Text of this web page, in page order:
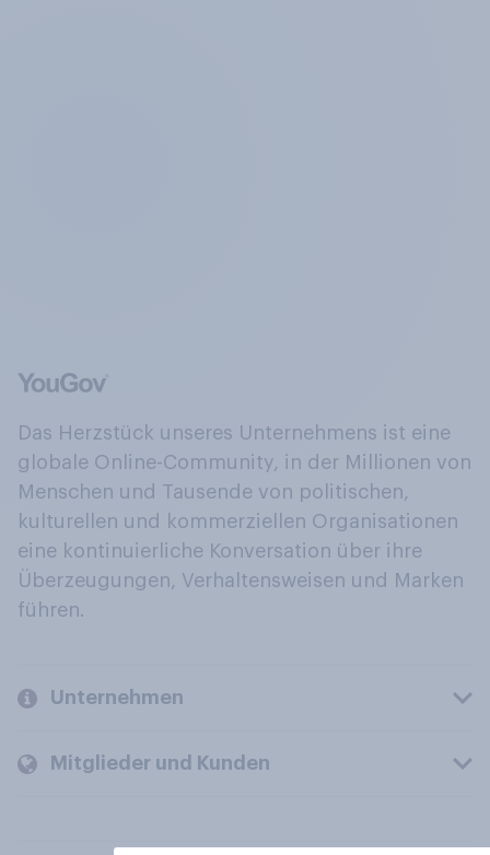
Das Herzstück unseres Unternehmens ist eine
globale Online-Community, in der Millionen von
Menschen und Tausende von politischen,
kulturellen und kommerziellen Organisationen
eine kontinuierliche Konversation über ihre
Überzeugungen, Verhaltensweisen und Marken
führen.
Unternehmen
Mitglieder und Kunden